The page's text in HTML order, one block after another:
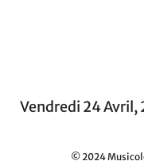
Vendredi 24 Avril,
© 2024